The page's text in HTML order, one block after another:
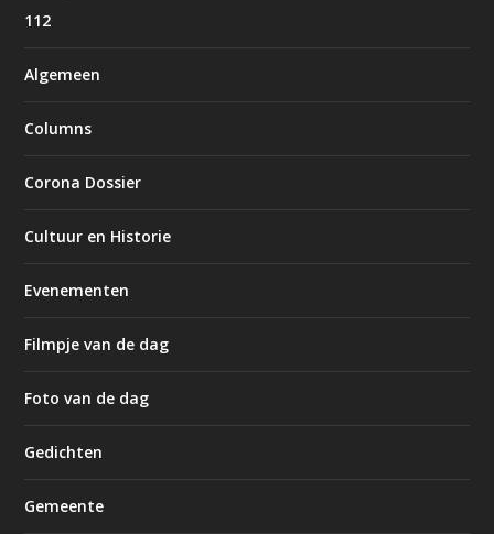
112
Algemeen
Columns
Corona Dossier
Cultuur en Historie
Evenementen
Filmpje van de dag
Foto van de dag
Gedichten
Gemeente